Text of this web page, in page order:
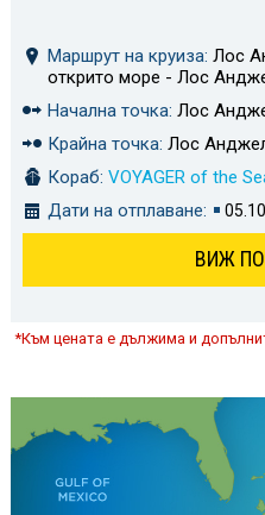
Маршрут на круиза: Лос
открито море - Лос
Начална точка: Лос
Крайна точка: Лос
Кораб: VOYAGER of the
Дати на отплаване:
ВИЖ
*Към цената е дължима и